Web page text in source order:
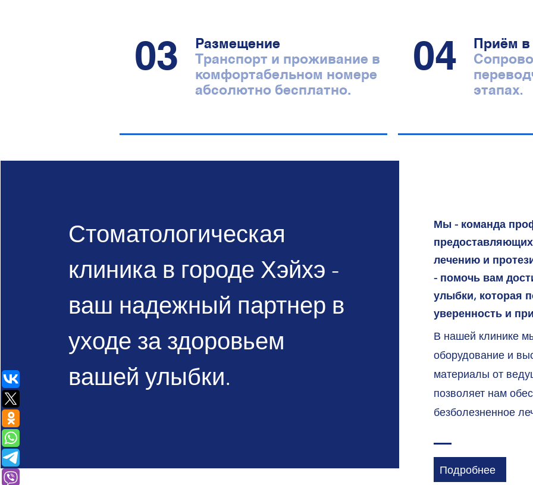
03
Размещение
Транспорт и проживание в
комфортабельном номере
абсолютно бесплатно.
04
Приём в
этапах.
Стоматологическая
клиника в городе Хэйхэ -
ваш надежный партнер в
уходе за здоровьем
вашей улыбки.
Мы - команда
лечению и
- помочь вам
улыбки, которая
уверенность и
В нашей клинике
оборудование и
материалы от
позволяет нам
безболезненное
Подробнее